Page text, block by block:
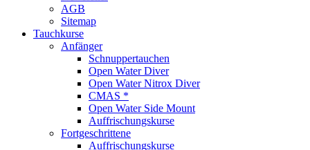
AGB
Sitemap
Tauchkurse
Anfänger
Schnuppertauchen
Open Water Diver
Open Water Nitrox Diver
CMAS *
Open Water Side Mount
Auffrischungskurse
Fortgeschrittene
Auffrischungskurse